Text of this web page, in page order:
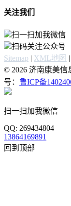
关注我们
扫一扫加我微信
扫码关注公众号
Sitemap | XML地图 |
© 2026 济南康美信
号： 鲁ICP备
扫一扫加我微信
QQ: 269434804
13864169891
回到顶部